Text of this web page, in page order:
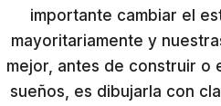
importante cambiar el
mayoritariamente y
mejor, antes de construir o
sueños, es dibujarla con